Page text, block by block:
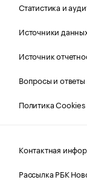
Статистика и
Источники
Источник
Вопросы и ответы
Политика
Контактная
Рассылка РБК